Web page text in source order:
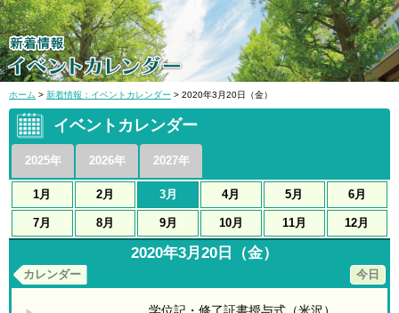
ホーム > 新着情報：イベントカレンダー > 2020年3月20日（金）
イベントカレンダー
2025年 2026年 2027年
1月 2月 3月 4月 5月 6月
7月 8月 9月 10月 11月 12月
2020年3月20日（金）
今日
カレンダー